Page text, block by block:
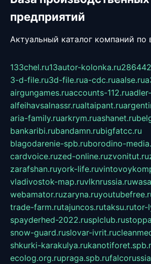
предприятий
Актуальный каталог компаний по
133chel.ru13autor-kolonka.ru
3-d-file.ru3d-file.rua-cdc.ruaalse.ru
airgungames.ruaccounts-112.ru
alfeihavsalnassr.rualtaipant.ru
aria-family.ruarkrym.ruashanet.ru
bankaribi.rubandamn.rubigfatcc.ru
blagodarenie-spb.ruborodino-
cardvoice.ruzed-online.ruzvonitut.ru
zarafshan.ruyork-life.ru
vladivostok-map.ruvlknrussia.ru
webamator.ruzaryna.ru
trade-farm.rutajuncos.rutaksu.rutor-
spayderhed-2022.rusplclub.ru
snow-guard.ruslovar-ivrit.ru
shkurki-karakulya.ru
ecolog.org.rupraga.spb.ru